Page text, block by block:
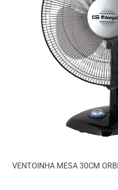
VENTOINHA MESA 30CM